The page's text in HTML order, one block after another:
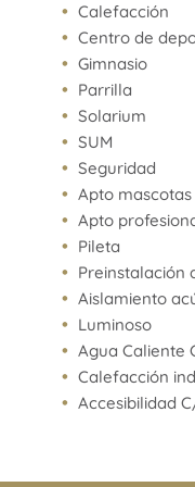
Calefacción
Centro de
Gimnasio
Parrilla
Solarium
SUM
Seguridad
Apto mascotas
Apto
Pileta
Preinstalación
Aislamiento
Luminoso
Agua Caliente
Calefacción
Accesibilidad